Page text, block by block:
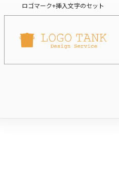
ロゴマーク+挿入文字のセット